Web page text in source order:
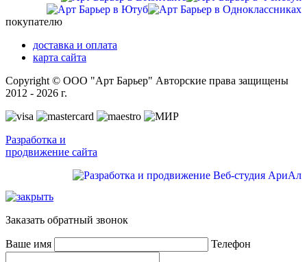
покупателю
доставка и оплата
карта сайта
Copyright © ООО "Арт Барьер" Авторские права защищены
2012 - 2026 г.
Разработка и
продвижение сайта
Заказать обратный звонок
Ваше имя Телефон